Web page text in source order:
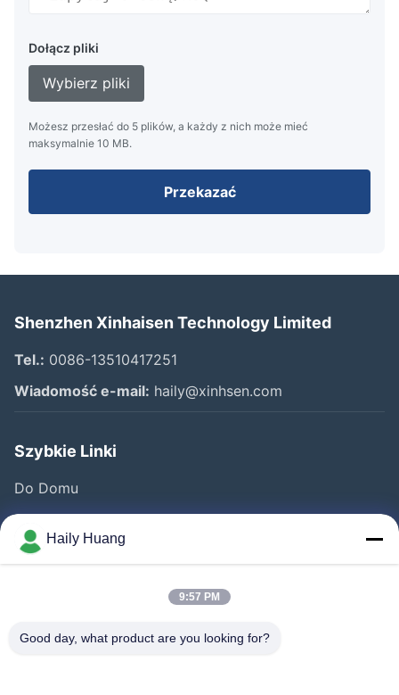
Dołącz pliki
Wybierz pliki
Możesz przesłać do 5 plików, a każdy z nich może mieć
maksymalnie 10 MB.
Przekazać
Shenzhen Xinhaisen Technology Limited
Tel.: 0086-13510417251
Wiadomość e-mail: haily@xinhsen.com
Szybkie Linki
Do Domu
Produkty
Filmy
Kontrola Jakości
Haily Huang
9:57 PM
Good day, what product are you looking for?